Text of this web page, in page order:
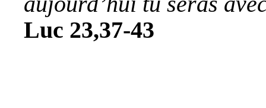
Luc 23,37-43